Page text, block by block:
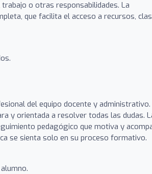
o otras responsabilidades. La
que facilita el acceso a recursos,
del equipo docente y administrativo.
y orientada a resolver todas las dudas.
pedagógico que motiva y
se sienta solo en su proceso formativo.